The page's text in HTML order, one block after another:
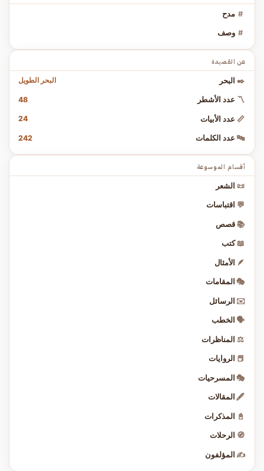
# مدح
# وصف
عن القصيدة
✒️ البحر البحر الطويل
〽️ عدد الأشطر 48
📏 عدد الأبيات 24
🔤 عدد الكلمات 242
أقسام الموسوعة
📜 الشعر
💬 اقتباسات
📚 قصص
📖 كتب
🪶 الأمثال
🎭 المقامات
✉️ الرسائل
🗣️ الخطب
⚖️ المناظرات
📕 الروايات
🎭 المسرحيات
🖋️ المقالات
📓 المذكرات
🧭 الرحلات
✍️ المؤلفون